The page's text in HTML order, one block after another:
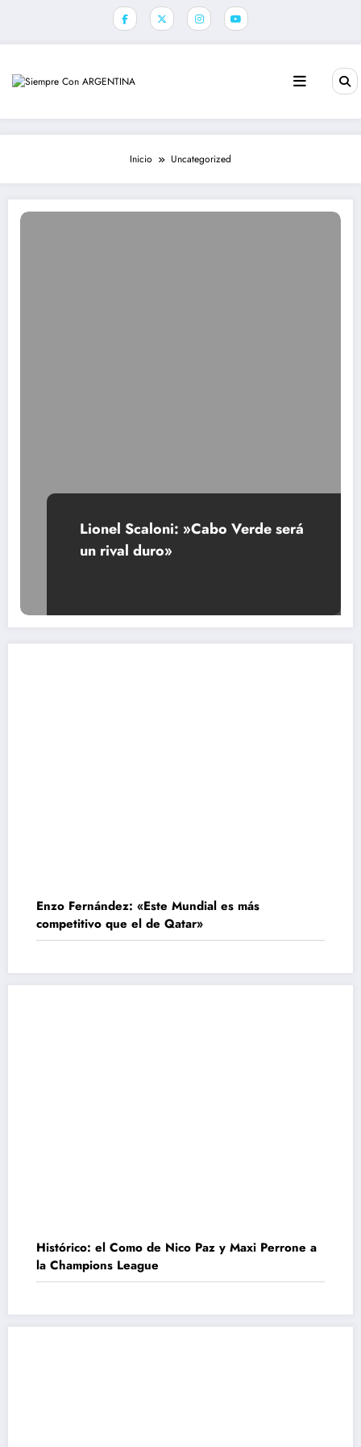
Inicio Uncategorized
Lionel Scaloni: »Cabo Verde será
un rival duro»
Enzo Fernández: «Este Mundial es más
competitivo que el de Qatar»
Histórico: el Como de Nico Paz y Maxi Perrone a
la Champions League